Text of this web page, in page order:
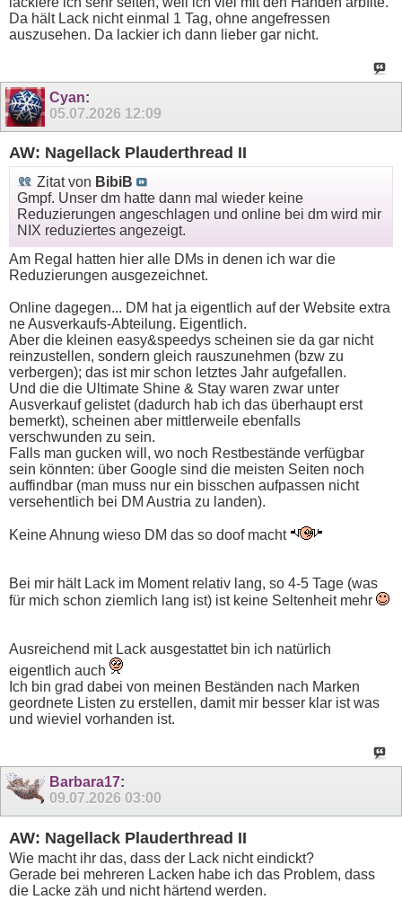
Da hält Lack nicht einmal 1 Tag, ohne angefressen
auszusehen. Da lackier ich dann lieber gar nicht.
Cyan:
05.07.2026 12:09
AW: Nagellack Plauderthread II
Zitat von BibiB
Gmpf. Unser dm hatte dann mal wieder keine
Reduzierungen angeschlagen und online bei dm wird mir
NIX reduziertes angezeigt.
Am Regal hatten hier alle DMs in denen ich war die
Reduzierungen ausgezeichnet.
Online dagegen... DM hat ja eigentlich auf der Website extra
ne Ausverkaufs-Abteilung. Eigentlich.
Aber die kleinen easy&speedys scheinen sie da gar nicht
reinzustellen, sondern gleich rauszunehmen (bzw zu
verbergen); das ist mir schon letztes Jahr aufgefallen.
Und die die Ultimate Shine & Stay waren zwar unter
Ausverkauf gelistet (dadurch hab ich das überhaupt erst
bemerkt), scheinen aber mittlerweile ebenfalls
verschwunden zu sein.
Falls man gucken will, wo noch Restbestände verfügbar
sein könnten: über Google sind die meisten Seiten noch
auffindbar (man muss nur ein bisschen aufpassen nicht
versehentlich bei DM Austria zu landen).
Keine Ahnung wieso DM das so doof macht
Bei mir hält Lack im Moment relativ lang, so 4-5 Tage (was
für mich schon ziemlich lang ist) ist keine Seltenheit mehr
Ausreichend mit Lack ausgestattet bin ich natürlich
eigentlich auch
Ich bin grad dabei von meinen Beständen nach Marken
geordnete Listen zu erstellen, damit mir besser klar ist was
und wieviel vorhanden ist.
Barbara17:
09.07.2026 03:00
AW: Nagellack Plauderthread II
Wie macht ihr das, dass der Lack nicht eindickt?
Gerade bei mehreren Lacken habe ich das Problem, dass
die Lacke zäh und nicht härtend werden.